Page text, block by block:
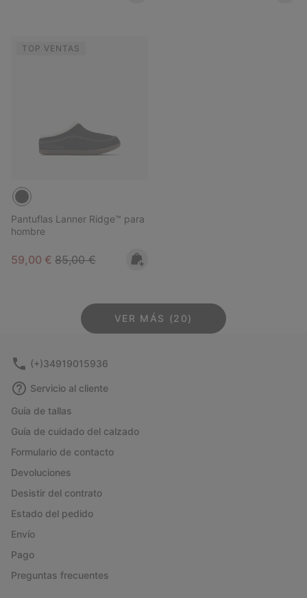
TOP VENTAS
Pantuflas Lanner Ridge™ para
hombre
Sale price:
59,00 € Regular price:
85,00 €
VER MÁS (20)
(+)34919015936
Servicio al cliente
Guía de tallas
Guía de cuidado del calzado
Formulario de contacto
Devoluciones
Desistir del contrato
Estado del pedido
Envío
Pago
Preguntas frecuentes